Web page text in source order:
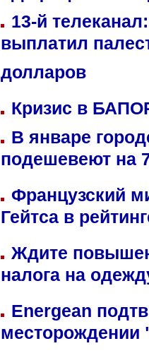
13-й
выплатил
долларов
Кризис в
В январе
подешевеют на
Французский
Гейтса в
Ждите
налога на
Energean